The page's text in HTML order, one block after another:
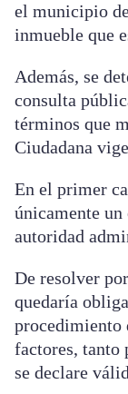
el municipio
inmueble que
Además, se
consulta
términos que
Ciudadana
En el primer
únicamente
autoridad
De resolver
quedaría
procedimiento
factores, tanto
se declare